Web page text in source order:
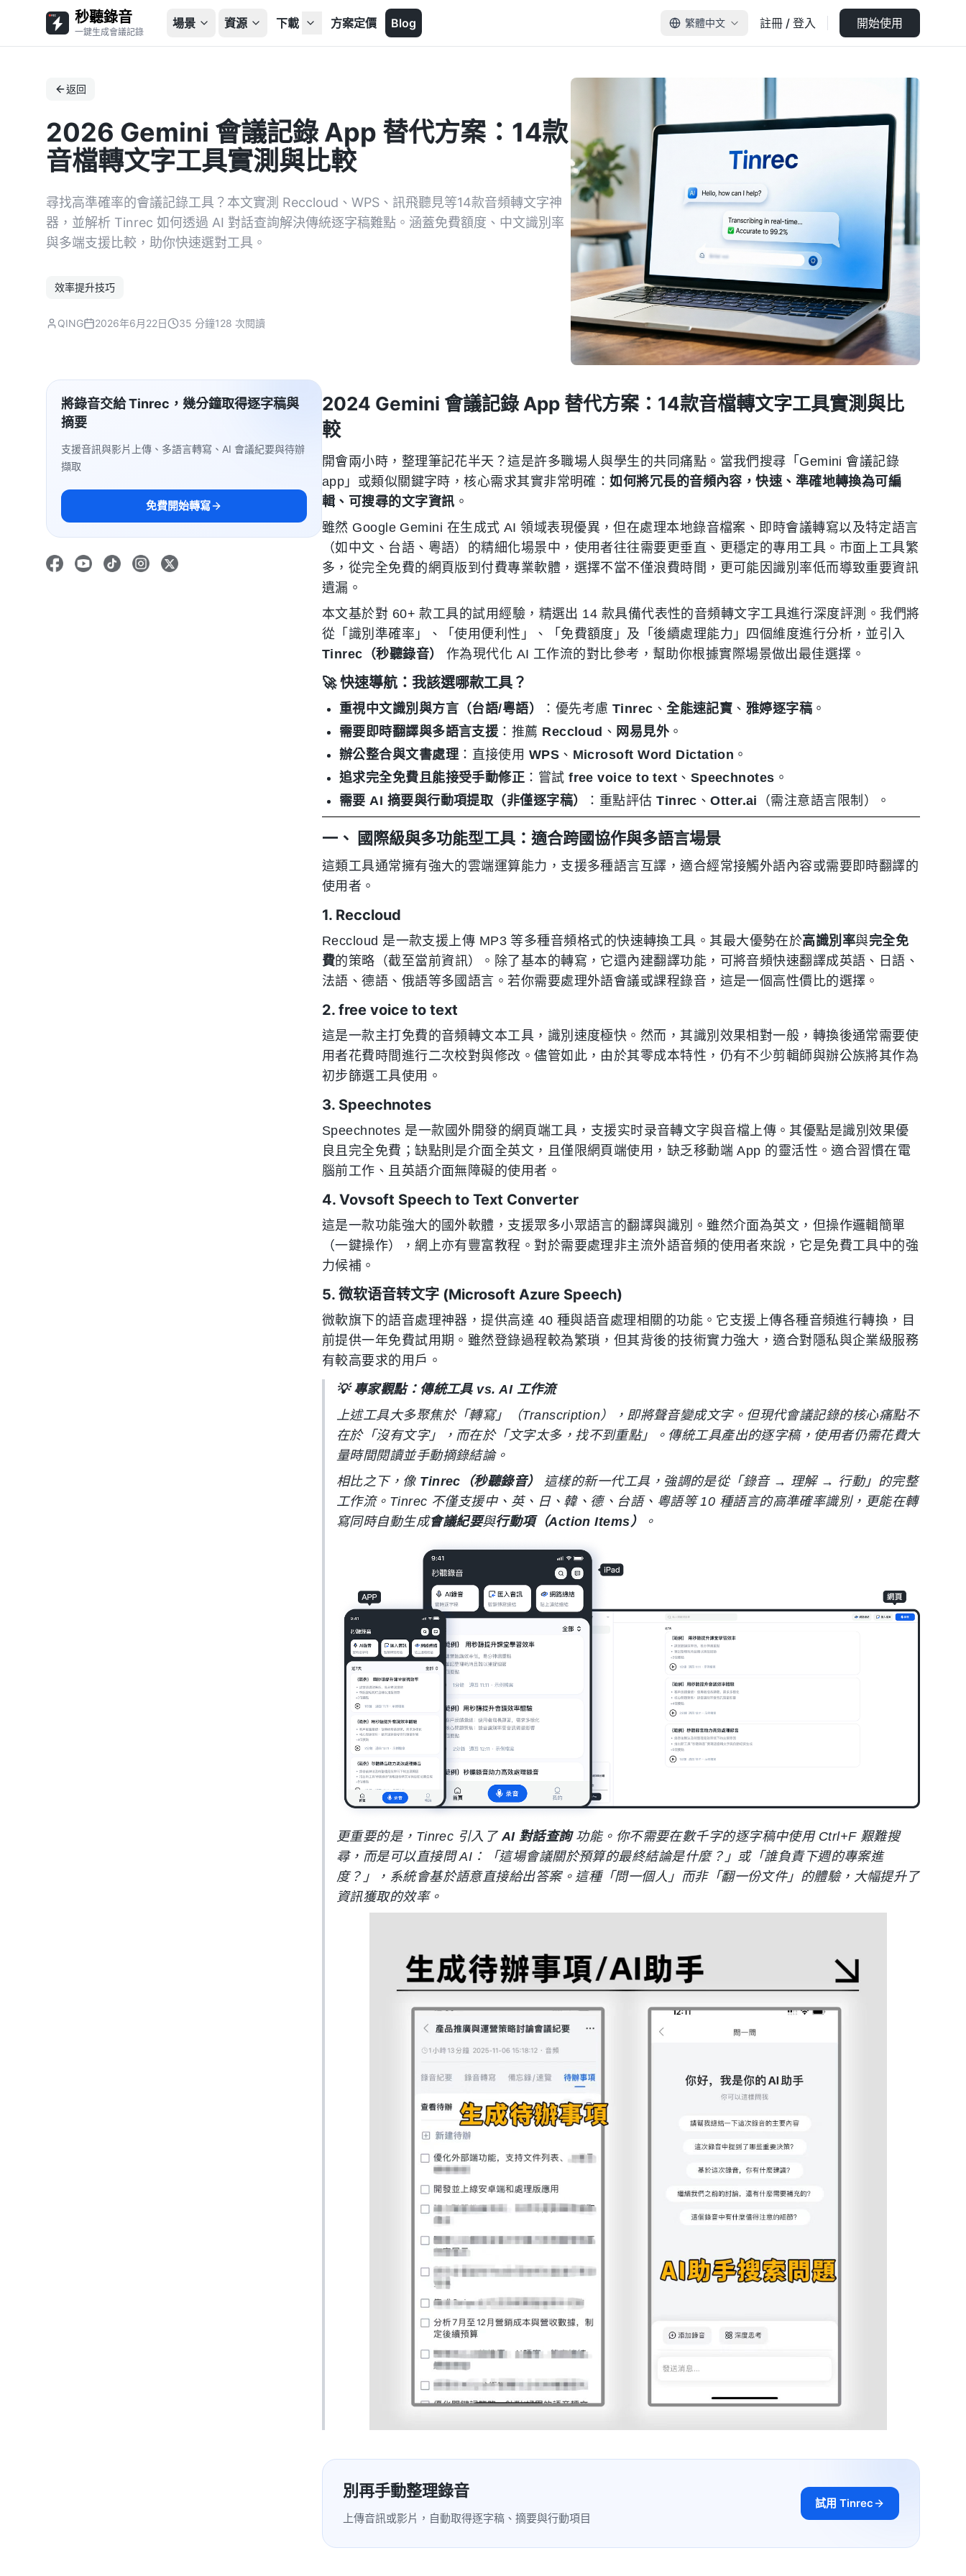
秒聽錄音
一鍵生成會議記錄
場景 資源 下載 方案定價 Blog 繁體中文 註冊 / 登入 開始使用
返回
2026 Gemini 會議記錄 App 替代方案：14款
音檔轉文字工具實測與比較
尋找高準確率的會議記錄工具？本文實測 Reccloud、WPS、訊飛聽見等14款音頻轉文字神
器，並解析 Tinrec 如何透過 AI 對話查詢解決傳統逐字稿難點。涵蓋免費額度、中文識別率
與多端支援比較，助你快速選對工具。
效率提升技巧
QING 2026年6月22日 35 分鐘128 次閱讀
將錄音交給 Tinrec，幾分鐘取得逐字稿與
摘要
支援音訊與影片上傳、多語言轉寫、AI 會議紀要與待辦
擷取
免費開始轉寫
2024 Gemini 會議記錄 App 替代方案：14款音檔轉文字工具實測與比
較
開會兩小時，整理筆記花半天？這是許多職場人與學生的共同痛點。當我們搜尋「Gemini 會議記錄
app」或類似關鍵字時，核心需求其實非常明確：如何將冗長的音頻內容，快速、準確地轉換為可編
輯、可搜尋的文字資訊。
雖然 Google Gemini 在生成式 AI 領域表現優異，但在處理本地錄音檔案、即時會議轉寫以及特定語言
（如中文、台語、粵語）的精細化場景中，使用者往往需要更垂直、更穩定的專用工具。市面上工具繁
多，從完全免費的網頁版到付費專業軟體，選擇不當不僅浪費時間，更可能因識別率低而導致重要資訊
遺漏。
本文基於對 60+ 款工具的試用經驗，精選出 14 款具備代表性的音頻轉文字工具進行深度評測。我們將
從「識別準確率」、「使用便利性」、「免費額度」及「後續處理能力」四個維度進行分析，並引入
Tinrec（秒聽錄音）
作為現代化 AI 工作流的對比參考，幫助你根據實際場景做出最佳選擇。
🚀 快速導航：我該選哪款工具？
重視中文識別與方言（台語/粵語） ：優先考慮 Tinrec 、全能速記寶 、 雅婷逐字稿 。
需要即時翻譯與多語言支援 ：推薦 Reccloud 、 网易見外 。
辦公整合與文書處理：直接使用 WPS 、 Microsoft Word Dictation 。
追求完全免費且能接受手動修正 ：嘗試free voice to text 、 Speechnotes 。
需要 AI 摘要與行動項提取（非僅逐字稿）
：重點評估Tinrec 、Otter.ai （需注意語言限制）。
一、 國際級與多功能型工具：適合跨國協作與多語言場景
這類工具通常擁有強大的雲端運算能力，支援多種語言互譯，適合經常接觸外語內容或需要即時翻譯的
使用者。
1. Reccloud
Reccloud 是一款支援上傳 MP3 等多種音頻格式的快速轉換工具。其最大優勢在於高識別率與完全免
費的策略（截至當前資訊）。除了基本的轉寫，它還內建翻譯功能，可將音頻快速翻譯成英語、日語、
法語、德語、俄語等多國語言。若你需要處理外語會議或課程錄音，這是一個高性價比的選擇。
2. free voice to text
這是一款主打免費的音頻轉文本工具，識別速度極快。然而，其識別效果相對一般，轉換後通常需要使
用者花費時間進行二次校對與修改。儘管如此，由於其零成本特性，仍有不少剪輯師與辦公族將其作為
初步篩選工具使用。
3. Speechnotes
Speechnotes 是一款國外開發的網頁端工具，支援实时录音轉文字與音檔上傳。其優點是識別效果優
良且完全免費；缺點則是介面全英文，且僅限網頁端使用，缺乏移動端 App 的靈活性。適合習慣在電
腦前工作、且英語介面無障礙的使用者。
4. Vovsoft Speech to Text Converter
這是一款功能強大的國外軟體，支援眾多小眾語言的翻譯與識別。雖然介面為英文，但操作邏輯簡單
（一鍵操作），網上亦有豐富教程。對於需要處理非主流外語音頻的使用者來說，它是免費工具中的強
力候補。
5. 微软语音转文字 (Microsoft Azure Speech)
微軟旗下的語音處理神器，提供高達 40 種與語音處理相關的功能。它支援上傳各種音頻進行轉換，目
前提供一年免費試用期。雖然登錄過程較為繁瑣，但其背後的技術實力強大，適合對隱私與企業級服務
有較高要求的用戶。
💡 專家觀點：傳統工具 vs. AI 工作流
上述工具大多聚焦於「轉寫」（Transcription），即將聲音變成文字。但現代會議記錄的核心痛點不
在於「沒有文字」，而在於「文字太多，找不到重點」。傳統工具產出的逐字稿，使用者仍需花費大
量時間閱讀並手動摘錄結論。
相比之下，像 Tinrec（秒聽錄音）
這樣的新一代工具，強調的是從「錄音 → 理解 → 行動」的完整
工作流。Tinrec 不僅支援中、英、日、韓、德、台語、粵語等 10 種語言的高準確率識別，更能在轉
寫同時自動生成會議紀要與行動項（Action Items） 。
更重要的是，Tinrec 引入了AI 對話查詢功能。你不需要在數千字的逐字稿中使用 Ctrl+F 艱難搜
尋，而是可以直接問 AI：「這場會議關於預算的最終結論是什麼？」或「誰負責下週的專案進
度？」，系統會基於語意直接給出答案。這種「問一個人」而非「翻一份文件」的體驗，大幅提升了
資訊獲取的效率。
別再手動整理錄音
上傳音訊或影片，自動取得逐字稿、摘要與行動項目
試用 Tinrec